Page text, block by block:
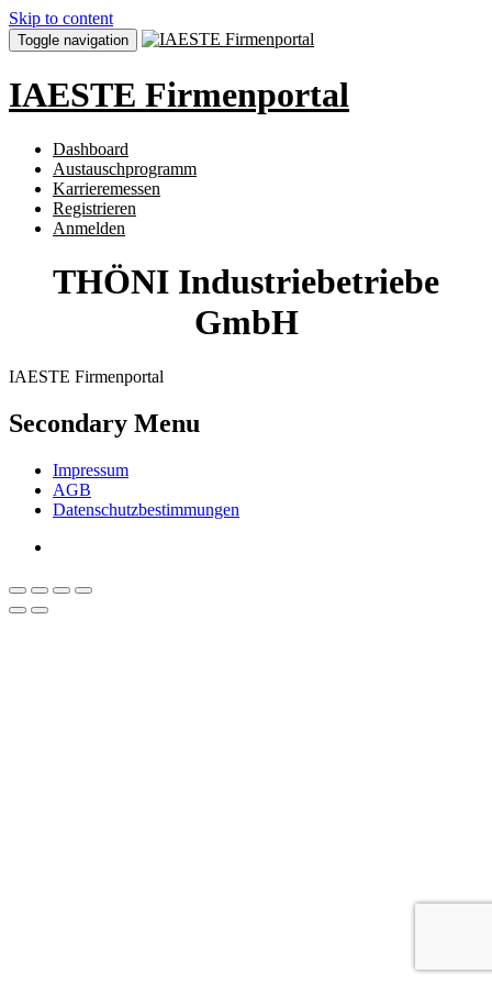
Skip to content
Toggle navigation
IAESTE Firmenportal
Dashboard
Austauschprogramm
Karrieremessen
Registrieren
Anmelden
THÖNI Industriebetriebe
GmbH
IAESTE Firmenportal
Secondary Menu
Impressum
AGB
Datenschutzbestimmungen